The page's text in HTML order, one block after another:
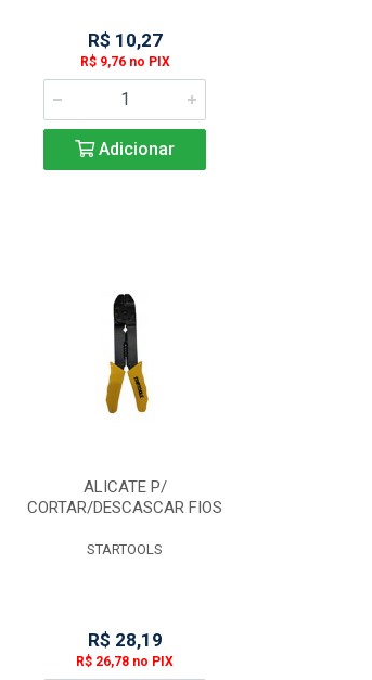
R$ 10,27
R$ 9,76 no PIX
Adicionar
ALICATE P/
CORTAR/DESCASCAR FIOS
STARTOOLS
R$ 28,19
R$ 26,78 no PIX